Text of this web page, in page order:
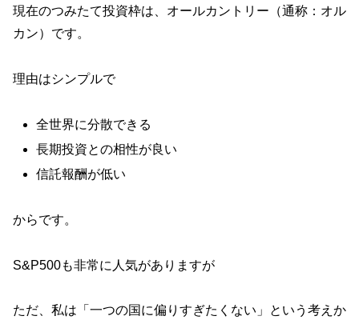
現在のつみたて投資枠は、オールカントリー（通称：オル
カン）です。
理由はシンプルで
全世界に分散できる
長期投資との相性が良い
信託報酬が低い
からです。
S&P500も非常に人気がありますが
ただ、私は「一つの国に偏りすぎたくない」という考えか